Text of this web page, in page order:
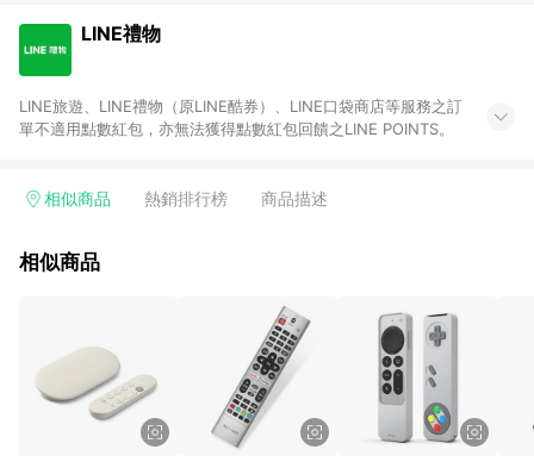
LINE禮物
LINE旅遊、LINE禮物（原LINE酷券）、LINE口袋商店等服務之訂
單不適用點數紅包，亦無法獲得點數紅包回饋之LINE POINTS。
相似商品 熱銷排行榜 商品描述
相似商品